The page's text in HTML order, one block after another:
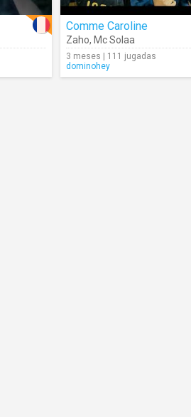
Comme Caroline
Zaho, Mc Solaa
3 meses | 111 jugadas
dominohey